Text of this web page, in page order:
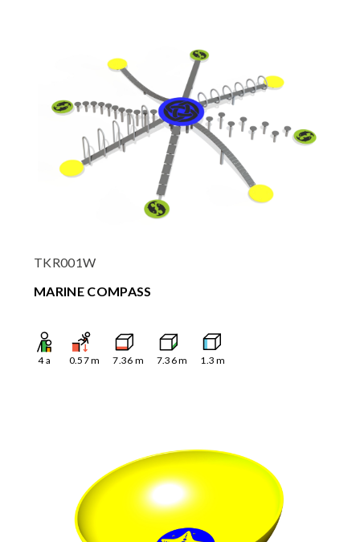
TKR001W
MARINE COMPASS
4a 0.57m 7.36 m 7.36m 1.3 m